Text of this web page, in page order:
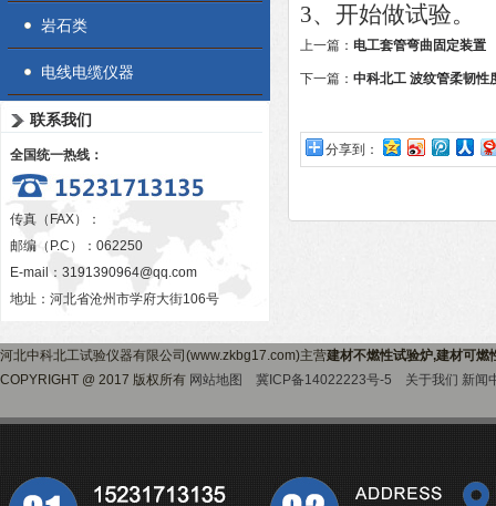
岩石类
电线电缆仪器
联系我们
全国统一热线：
传真（FAX）：
邮编（P.C）：062250
E-mail： 3191390964@qq.com
地址：河北省沧州市学府大街106号
3、开始做试验。
上一篇： 电工套管弯曲固定装置
下一篇： 中科北工 波纹管柔韧性
分享到：
河北中科北工试验仪器有限公司(www.zkbg17.com)主营建材不燃性试验炉,建材可燃
COPYRIGHT @ 2017 版权所有 网站地图 冀ICP备14022223号-5 关于我们 新闻